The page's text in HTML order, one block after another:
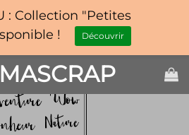
: Collection "Petites
!
Découvrir